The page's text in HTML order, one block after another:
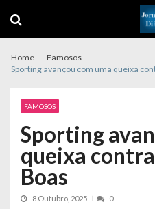
navigation
content
Home
Famosos
Sporting avançou com uma queixa
FAMOSOS
Sporting
queixa
Boas
8 Outubro, 2025 0